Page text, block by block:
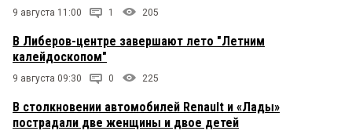
9 августа 11:00 1 205
В Либеров-центре завершают лето "Летним
калейдоскопом"
9 августа 09:30 0 225
В столкновении автомобилей Renault и «Лады»
пострадали две женщины и двое детей